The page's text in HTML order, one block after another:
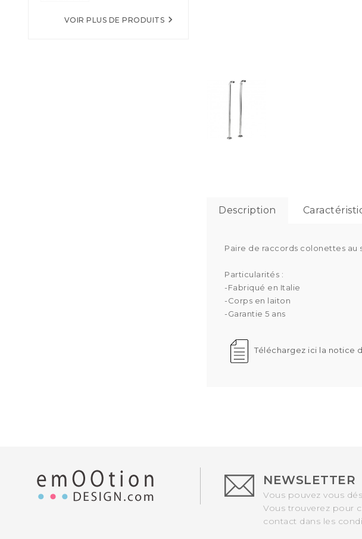
VOIR PLUS DE PRODUITS 
Description
Paire de raccords colonettes
Particularités :
-Fabriqué en Italie
-Corps en laiton
-Garantie 5 ans
Téléchargez ici la notice
NEWSLETTER
Vous pouvez vous
Vous trouverez pour
contact dans les